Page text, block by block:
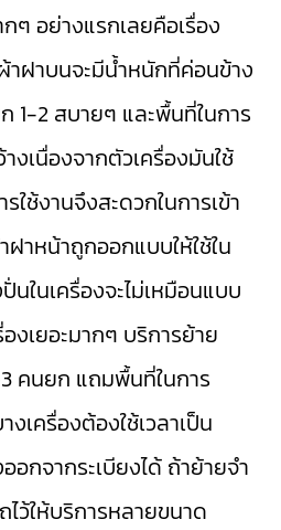
ๆ อย่างแรกเลยคือเรื่อง
าฝาบนจะมีน้ำหนักที่ค่อนข้าง
1-2 สบายๆ และพื้นที่ในการ
งเนื่องจากตัวเครื่องมันใช้
ใช้งานจึงสะดวกในการเข้า
าหน้าถูกออกแบบให้ใช้ใน
ในเครื่องจะไม่เหมือนแบบ
งเยอะมากๆ บริการย้าย
คนยก แถมพื้นที่ในการ
เครื่องต้องใช้เวลาเป็น
ออกจากระเบียงได้ ถ้าย้ายจำ
ว้ให้บริการหลายขนาด